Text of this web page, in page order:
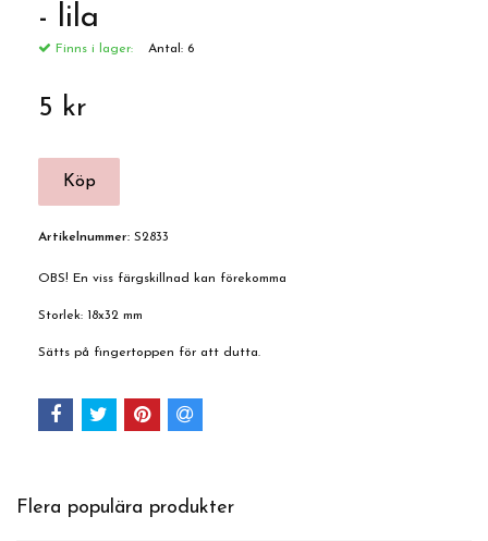
- lila
Finns i lager: Antal: 6
5 kr
Artikelnummer: S2833
OBS! En viss färgskillnad kan förekomma
Storlek: 18x32 mm
Sätts på fingertoppen för att dutta.
Flera populära produkter